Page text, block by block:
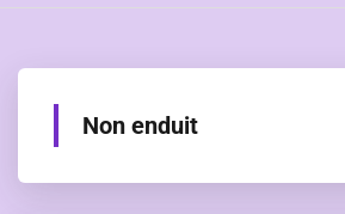
Non enduit